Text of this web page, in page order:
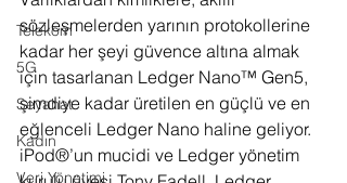
Telekom
5G
Seyahat
Kadın
Veri Yönetimi
sözleşmelerden yarının protokollerine
kadar her şeyi güvence altına almak
için tasarlanan Ledger Nano™ Gen5,
şimdiye kadar üretilen en güçlü ve en
eğlenceli Ledger Nano haline geliyor.
iPod®’un mucidi ve Ledger yönetim